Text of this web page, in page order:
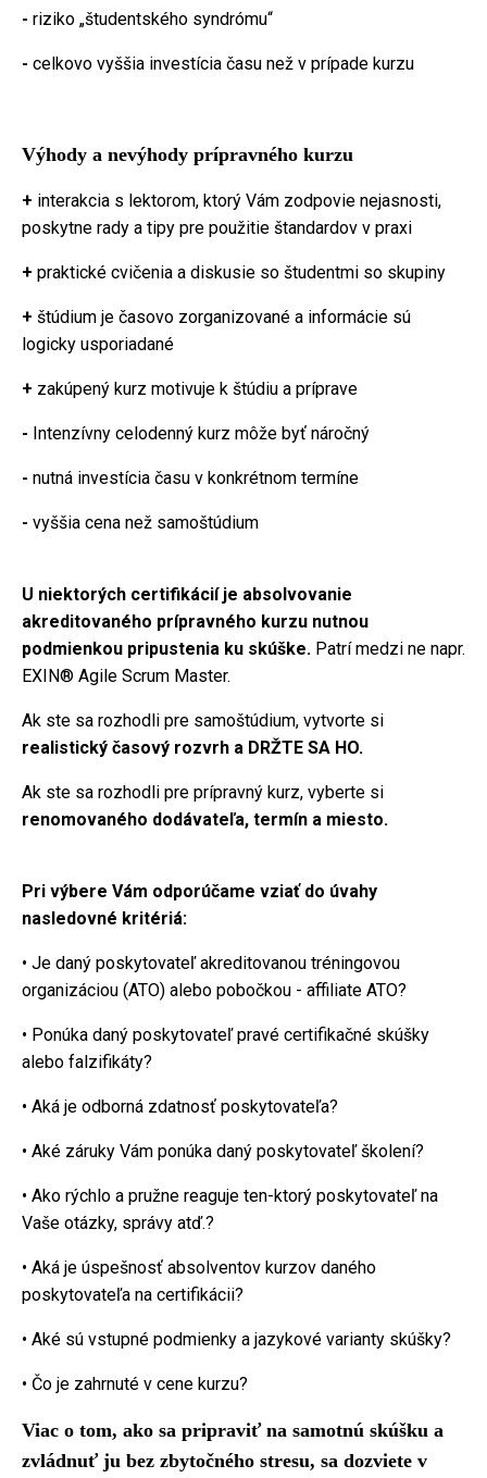
- riziko „študentského syndrómu“
- celkovo vyššia investícia času než v prípade kurzu
Výhody a nevýhody prípravného kurzu
+ interakcia s lektorom, ktorý Vám zodpovie nejasnosti,
poskytne rady a tipy pre použitie štandardov v praxi
+ praktické cvičenia a diskusie so študentmi so skupiny
+ štúdium je časovo zorganizované a informácie sú
logicky usporiadané
+ zakúpený kurz motivuje k štúdiu a príprave
- Intenzívny celodenný kurz môže byť náročný
- nutná investícia času v konkrétnom termíne
- vyššia cena než samoštúdium
U niektorých certifikácií je absolvovanie
akreditovaného prípravného kurzu nutnou
podmienkou pripustenia ku skúške. Patrí medzi ne napr.
EXIN® Agile Scrum Master.
Ak ste sa rozhodli pre samoštúdium, vytvorte si
realistický časový rozvrh a DRŽTE SA HO.
Ak ste sa rozhodli pre prípravný kurz, vyberte si
renomovaného dodávateľa, termín a miesto.
Pri výbere Vám odporúčame vziať do úvahy
nasledovné kritériá:
• Je daný poskytovateľ akreditovanou tréningovou
organizáciou (ATO) alebo pobočkou - affiliate ATO?
• Ponúka daný poskytovateľ pravé certifikačné skúšky
alebo falzifikáty?
• Aká je odborná zdatnosť poskytovateľa?
• Aké záruky Vám ponúka daný poskytovateľ školení?
• Ako rýchlo a pružne reaguje ten-ktorý poskytovateľ na
Vaše otázky, správy atď.?
• Aká je úspešnosť absolventov kurzov daného
poskytovateľa na certifikácii?
• Aké sú vstupné podmienky a jazykové varianty skúšky?
• Čo je zahrnuté v cene kurzu?
Viac o tom, ako sa pripraviť na samotnú skúšku a
zvládnuť ju bez zbytočného stresu, sa dozviete v